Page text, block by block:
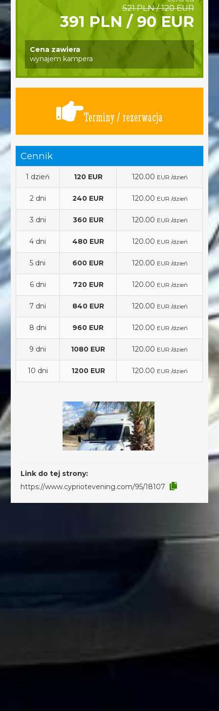
521 PLN / 120 EUR
391 PLN / 90 EUR
Cena zawiera
wynajem kampera
Terminy / rezerwacja
Cennik
1 dzień 120 EUR 120.00 EUR /dzień
2 dni 240 EUR 120.00 EUR /dzień
3 dni 360 EUR 120.00 EUR /dzień
4 dni 480 EUR 120.00 EUR /dzień
5 dni 600 EUR 120.00 EUR /dzień
6 dni 720 EUR 120.00 EUR /dzień
7 dni 840 EUR 120.00 EUR /dzień
8 dni 960 EUR 120.00 EUR /dzień
9 dni 1080 EUR 120.00 EUR /dzień
10 dni 1200 EUR 120.00 EUR /dzień
Link do tej strony:
https://www.cypriotevening.com/95/18107